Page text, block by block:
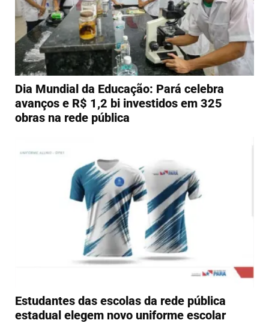
Dia Mundial da Educação: Pará celebra
avanços e R$ 1,2 bi investidos em 325
obras na rede pública
Estudantes das escolas da rede pública
estadual elegem novo uniforme escolar